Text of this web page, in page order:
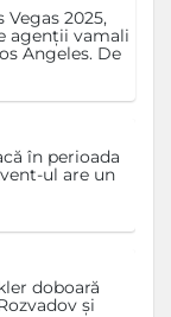
Vegas 2025,
agenții vamali
Angeles. De
în perioada
ul are un
doboară
și